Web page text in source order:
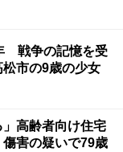
戦争の記憶を受
市の9歳の少女
」高齢者向け住宅
害の疑いで79歳